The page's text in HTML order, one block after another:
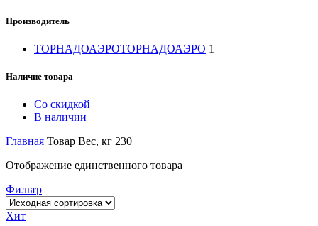
Производитель
ТОРНАДОАЭРОТОРНАДОАЭРО 1
Наличие товара
Со скидкой
В наличии
Главная Товар Вес, кг 230
Отображение единственного товара
Фильтр
Хит